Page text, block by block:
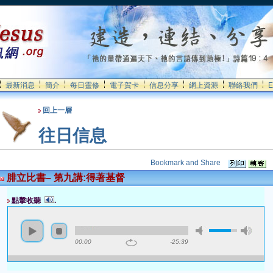
最新消息 簡介 每日靈修 電子賀卡 信息分享 網上資源 聯絡我們
回上一層
往日信息
腓立比書– 第九講:得著基督
點擊收聽 .
00:00 -25:39